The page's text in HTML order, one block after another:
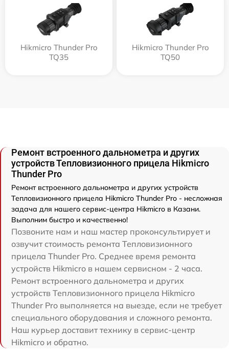
Hikmicro Thunder Pro
TQ35
Hikmicro Thunder Pro
TQ50
Ремонт встроенного дальнометра и других
устройств Тепловизионного прицела Hikmicro
Thunder Pro
Ремонт встроенного дальнометра и других устройств
Тепловизионного прицела Hikmicro Thunder Pro - несложная
задача для нашего сервис-центра Hikmicro в Казани.
Выполним быстро и качественно!
Позвоните нам и наш мастер проконсультирует и
озвучит стоимость ремонта Тепловизионного
прицела Thunder Pro. Среднее время ремонта
устройств Hikmicro в нашем сервисном - 2 часа.
Ремонт встроенного дальнометра и других
устройств Тепловизионного прицела Hikmicro
Thunder Pro выполняется на выезде, если не требует
специального оборудования и сложного ремонта.
Наш курьер доставит технику в сервис-центр
Hikmicro и обратно.